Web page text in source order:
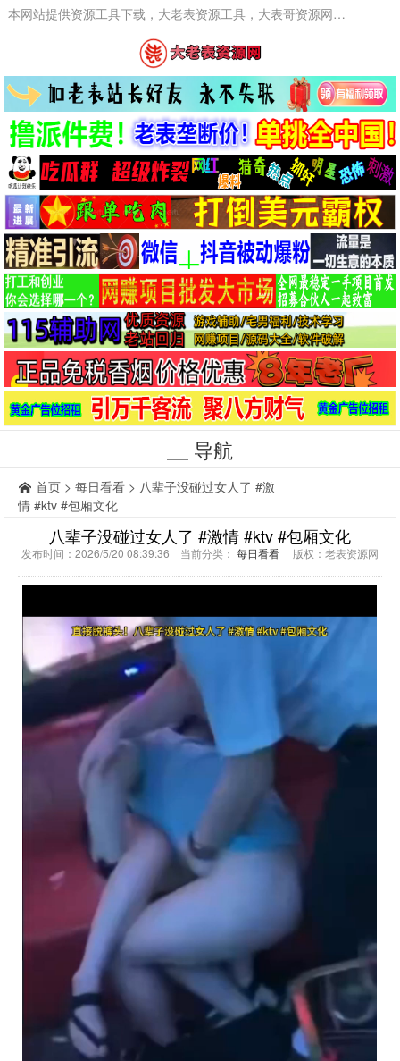
本网站提供资源工具下载，大老表资源工具，大表哥资源网软件工具，大老表资源下载，活动线报福利资源分享,活动线报，大型网游经典游戏，网络热门技术游戏辅助交流与分享。
导航
首页 > 每日看看 > 八辈子没碰过女人了 #激
情 #ktv #包厢文化
八辈子没碰过女人了 #激情 #ktv #包厢文化
发布时间：2026/5/20 08:39:36 当前分类： 每日看看 版权：老表资源网